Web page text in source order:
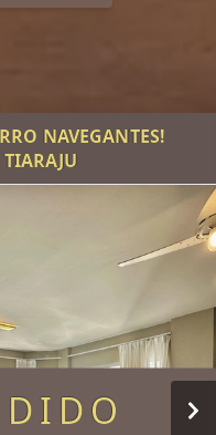
NAVEGANTES!